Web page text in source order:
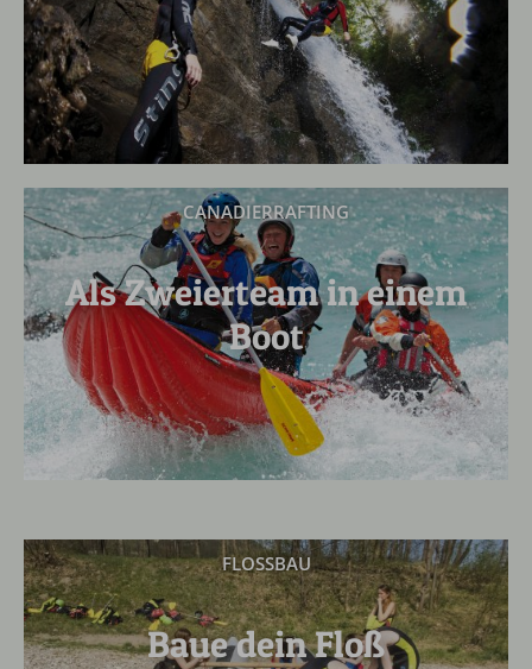
CANADIERRAFTING
Als Zweierteam in einem
Boot
FLOSSBAU
Baue dein Floß